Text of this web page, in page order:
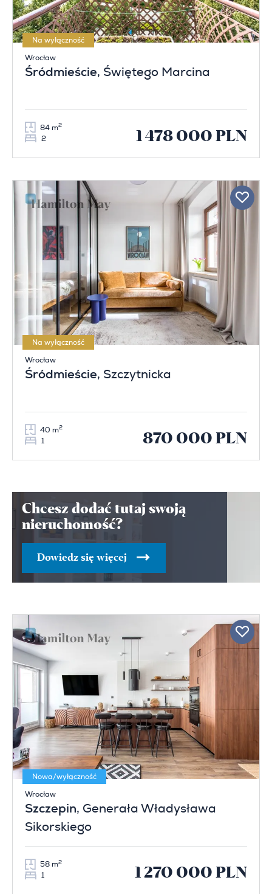
Na wyłączność
Wrocław
Śródmieście, Świętego Marcina
84 m2
2 1 478 000 PLN
Na wyłączność
Wrocław
Śródmieście, Szczytnicka
40 m2
1 870 000 PLN
Chcesz dodać tutaj swoją
nieruchomość?
Dowiedz się więcej
Nowa/wyłączność
Wrocław
Szczepin, Generała Władysława
Sikorskiego
58 m2
1 1 270 000 PLN